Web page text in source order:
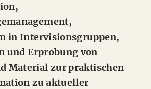
in Intervisionsgruppen,
und Erprobung von
Material zur praktischen
zu aktueller